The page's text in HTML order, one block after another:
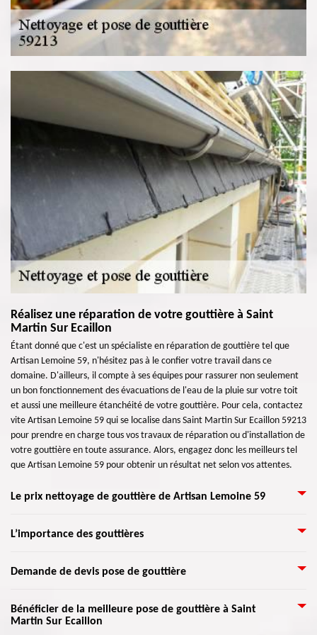
Réalisez une réparation de votre gouttière à Saint
Martin Sur Ecaillon
Étant donné que c'est un spécialiste en réparation de gouttière tel que
Artisan Lemoine 59, n'hésitez pas à le confier votre travail dans ce
domaine. D'ailleurs, il compte à ses équipes pour rassurer non seulement
un bon fonctionnement des évacuations de l'eau de la pluie sur votre toit
et aussi une meilleure étanchéité de votre gouttière. Pour cela, contactez
vite Artisan Lemoine 59 qui se localise dans Saint Martin Sur Ecaillon 59213
pour prendre en charge tous vos travaux de réparation ou d'installation de
votre gouttière en toute assurance. Alors, engagez donc les meilleurs tel
que Artisan Lemoine 59 pour obtenir un résultat net selon vos attentes.
Le prix nettoyage de gouttière de Artisan Lemoine 59
L'eau est le pire ennemi d'une toiture et des fondations d'une maison. Le
gouttières est souvent mélangée aux débris et feuilles d’une gouttière.
Nettoyer les gouttières est important pour empêcher les infiltrations d’eau
dans les murs. N’hésitez pas, notre tarif pour rendre propre vos gouttières
L’importance des gouttières
Nous négligeons souvent le soin des gouttières de la maison, sauf en cas de
voire éviter à votre gouttière de fonctionner, d’où l’évacuation non assurée
Demande de devis pose de gouttière
Il existe plusieurs choix de matériaux à utiliser pour votre gouttière. Si vous
voulez prendre connaissance des travaux à entreprendre, les matériaux et
Bénéficier de la meilleure pose de gouttière à Saint
Martin Sur Ecaillon